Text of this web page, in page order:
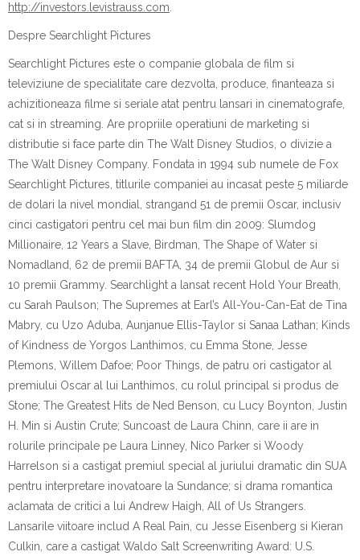
http://investors.levistrauss.com
Despre Searchlight Pictures
Searchlight Pictures este o companie global a de film si
televiziune de specialitate care dezvolta , produce, finanteaza si
achizitioneaza filme si seriale atat pentru lansari in cinematografe,
cat si in streaming. Are propriile operatiuni de marketing si
distributie si face parte din The Walt Disney Studios, o divizie a
The Walt Disney Company. Fondata in 1994 sub numele de Fox
Searchlight Pictures, titlurile companiei au incasat peste 5 miliarde
de dolari la nivel mondial, strangand 51 de premii Oscar, inclusiv
cinci castigatori pentru cel mai bun film din 2009: Slumdog
Millionaire, 12 Years a Slave, Birdman, The Shape of Water si
Nomadland, 62 de premii BAFTA, 34 de premii Globul de Aur si
10 premii Grammy. Searchlight a lansat recent Hold Your Breath,
cu Sarah Paulson; The Supremes at Earl’s All-You-Can-Eat de Tina
Mabry, cu Uzo Aduba, Aunjanue Ellis-Taylor si Sanaa Lathan; Kinds
of Kindness de Yorgos Lanthimos, cu Emma Stone, Jesse
Plemons, Willem Dafoe; Poor Things, de patru ori castigator al
premiului Oscar al lui Lanthimos, cu rolul principal si produs de
Stone; The Greatest Hits de Ned Benson, cu Lucy Boynton, Justin
H. Min si Austin Crute; Suncoast de Laura Chinn, care ii are in
rolurile principale pe Laura Linney, Nico Parker si Woody
Harrelson si a castigat premiul special al juriului dramatic din SUA
pentru interpretare inovatoare la Sundance; si drama romantica
aclamata de critici a lui Andrew Haigh, All of Us Strangers.
Lansarile viitoare includ A Real Pain, cu Jesse Eisenberg si Kieran
Culkin, care a castigat Waldo Salt Screenwriting Award: U.S.